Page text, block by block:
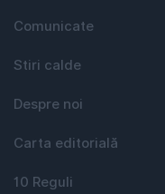
Comunicate
Stiri calde
Despre noi
Carta editorială
10 Reguli